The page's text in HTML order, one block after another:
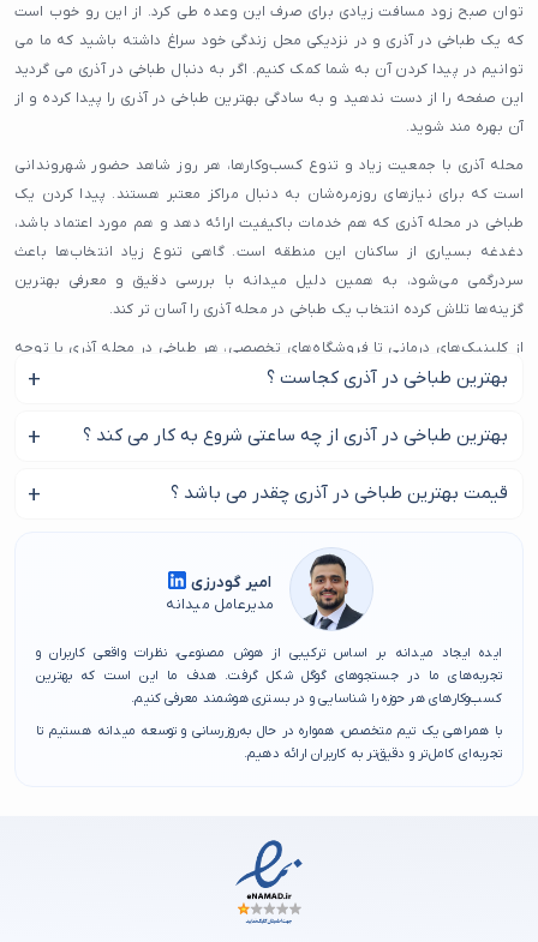
توان صبح زود مسافت زیادی برای صرف این وعده طی کرد. از این رو خوب است
که یک طباخی در آذری و در نزدیکی محل زندگی خود سراغ داشته باشید که ما می
توانیم در پیدا کردن آن به شما کمک کنیم. اگر به دنبال طباخی در آذری می گردید
این صفحه را از دست ندهید و به سادگی بهترین طباخی در آذری را پیدا کرده و از
آن بهره مند شوید.
محله آذری با جمعیت زیاد و تنوع کسب‌وکارها، هر روز شاهد حضور شهروندانی
است که برای نیازهای روزمره‌شان به دنبال مراکز معتبر هستند. پیدا کردن یک
طباخی در محله آذری که هم خدمات باکیفیت ارائه دهد و هم مورد اعتماد باشد،
دغدغه بسیاری از ساکنان این منطقه است. گاهی تنوع زیاد انتخاب‌ها باعث
سردرگمی می‌شود، به همین دلیل میدانه با بررسی دقیق و معرفی بهترین
گزینه‌ها تلاش کرده انتخاب یک طباخی در محله آذری را آسان‌ تر کند.
از کلینیک‌های درمانی تا فروشگاه‌های تخصصی، هر طباخی در محله آذری با توجه
به نیاز شما و معیارهایی مانند کیفیت، قیمت مناسب و رضایت مشتریان در سایت
دارید یا به دنبال خدماتی هستید که سابقه‌ای خوب داشته باشد، می‌توانید از
هم‌محله‌ای‌ها اهمیت زیادی می‌دهند و هر طباخی در محله آذری که بتواند اعتماد و
برای انتخاب سریع و مطمئن بهترین طباخی در محله آذری کافیست به لیست‌های
میدانه مراجعه کنید تا بدون دغدغه، مناسب‌ ترین مرکز یا خدمات را پیدا کنید و
تجربه‌ ای عالی به دست آورید.
بهترین طباخی در آذری کجاست ؟
در این صفحه بهترین طباخی در آذری را پیدا کنید.
بهترین طباخی در آذری از چه ساعتی شروع به کار می کند ؟
معمولا طباخی در آذری در بیشتر ساعات روز مشغول می باشد.
قیمت بهترین طباخی در آذری چقدر می باشد ؟
بر اساس پرس غذایی شما این هزینه متفاوت می باشد.
امیر گودرزی
مدیرعامل میدانه
ایده ایجاد میدانه بر اساس ترکیبی از هوش مصنوعی، نظرات واقعی کاربران و
تجربه‌های ما در جستجوهای گوگل شکل گرفت. هدف ما این است که بهترین
کسب‌وکارهای هر حوزه را شناسایی و در بستری هوشمند معرفی کنیم.
با همراهی یک تیم متخصص، همواره در حال به‌روزرسانی و توسعه میدانه هستیم تا
تجربه‌ای کامل‌تر و دقیق‌تر به کاربران ارائه دهیم.